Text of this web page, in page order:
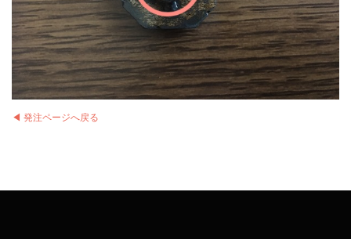
◀︎ 発注ページへ戻る